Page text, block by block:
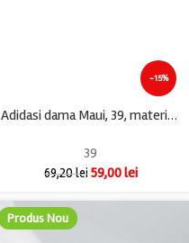
-15%
Adidasi dama Maui, 39, material textil, gri negru
39
69,20lei 59,00lei
Produs Nou